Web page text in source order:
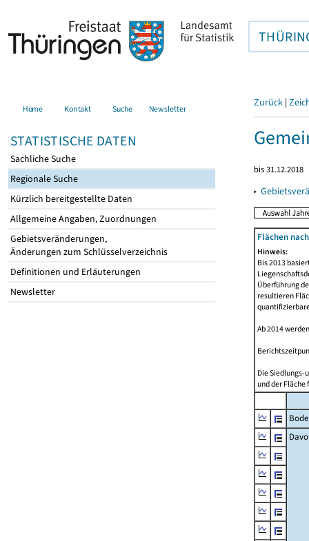
Home Kontakt Suche Newsletter
STATISTISCHE DATEN
Sachliche Suche
Regionale Suche
Kürzlich bereitgestellte Daten
Allgemeine Angaben, Zuordnungen
Gebietsveränderungen,
Änderungen zum Schlüsselverzeichnis
Definitionen und Erläuterungen
Newsletter
Zurück |
bis 31.12.2018
▸
Flächen
Hinweis:
Bis 2013
Überführung
resultieren
Ab 2014
Die Siedlungs-
und der Fläche